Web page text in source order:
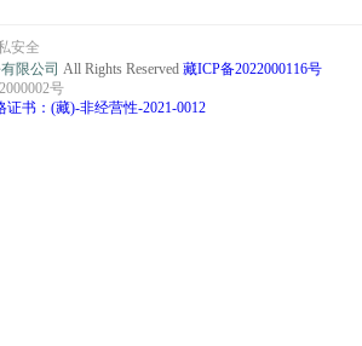
安全
限公司 All Rights Reserved 藏ICP备2022000116号
号
书：(藏)-非经营性-2021-0012